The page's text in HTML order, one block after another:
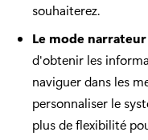
souhaiterez.
Le mode
d'obtenir les
naviguer dans les
personnaliser le
plus de flexibilité